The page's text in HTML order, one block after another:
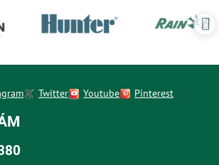
Twitter Youtube Pinterest